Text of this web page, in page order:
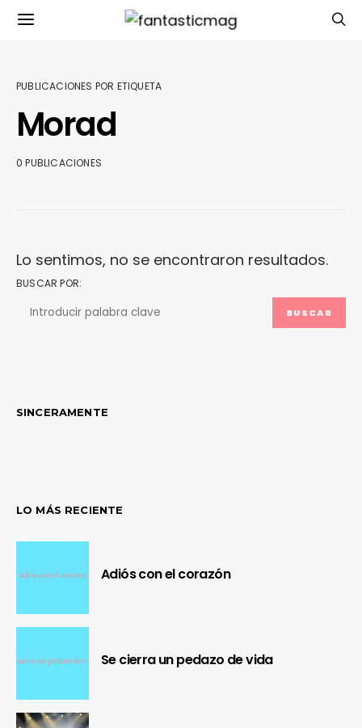
PUBLICACIONES POR ETIQUETA
Morad
0 PUBLICACIONES
Lo sentimos, no se encontraron resultados.
BUSCAR POR:
BUSCAR
SINCERAMENTE
LO MÁS RECIENTE
Adiós con el corazón
Se cierra un pedazo de vida